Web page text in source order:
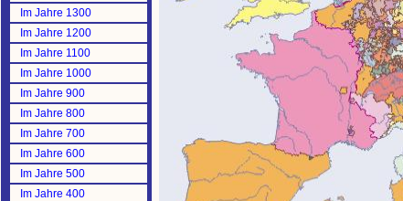
Im Jahre 1300
Im Jahre 1200
Im Jahre 1100
Im Jahre 1000
Im Jahre 900
Im Jahre 800
Im Jahre 700
Im Jahre 600
Im Jahre 500
Im Jahre 400